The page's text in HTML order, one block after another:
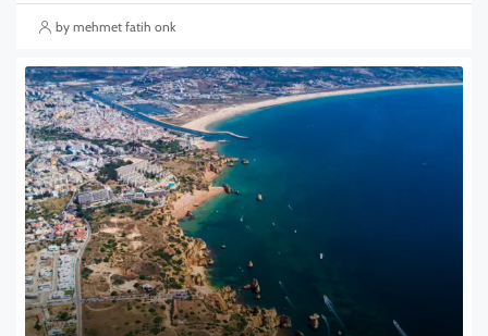
by mehmet fatih onk